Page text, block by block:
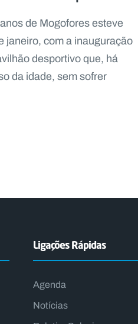
de Mogofores esteve
janeiro, com a inauguração
desportivo que, há
da idade, sem sofrer
Ligações Rápidas
Agenda
Notícias